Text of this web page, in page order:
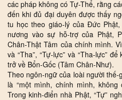
các pháp không có Tự-Thể, rằng
đến khi đủ đại duyên được thấy
tu học theo giáo-lý của Đức
nương vào sự hỗ-trợ của Phật,
Chân-Thật Tâm của chính mình.
và “Tha”, “Tự-lực” và “Tha-lực”
trở về Bổn-Gốc (Tâm Chân-Như).
Theo ngôn-ngữ của loài người thế-
là “một mình, chính mình,
Trong kinh-điển nhà Phật, “Tự”